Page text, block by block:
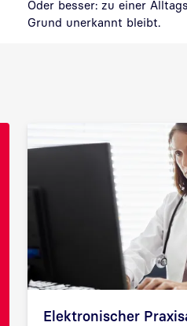
Oder besser: zu einer
Grund unerkannt bleibt.
Elektronischer